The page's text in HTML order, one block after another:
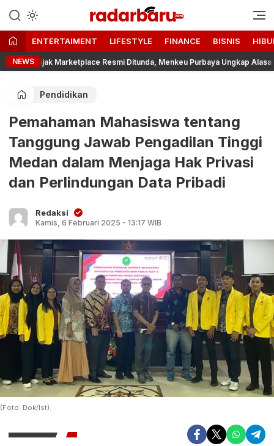
radarbaru.com
Informasi Berita Terbaru dan
Terkini Hari Ini
ENTERTAIMENT LIFESTYLE FINANCE BISNIS
NEWS
Marketplace Resmi Ditunda, Menkeu Purbaya Ungkap Alasannya
Pendidikan
Pemahaman Mahasiswa tentang
Tanggung Jawab Pengadilan Tinggi
Medan dalam Menjaga Hak Privasi
dan Perlindungan Data Pribadi
Redaksi
Kamis, 6 Februari 2025 - 13:17 WIB
(Foto: Dok/Ist).